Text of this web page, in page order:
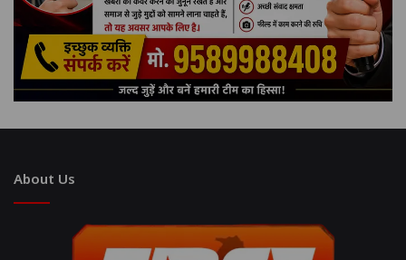
About Us